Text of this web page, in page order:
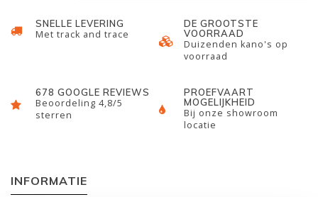
SNELLE LEVERING
Met track and trace
DE GROOTSTE
VOORRAAD
Duizenden kano's op
voorraad
678 GOOGLE REVIEWS
Beoordeling 4,8/5
sterren
PROEFVAART
MOGELIJKHEID
Bij onze showroom
locatie
INFORMATIE